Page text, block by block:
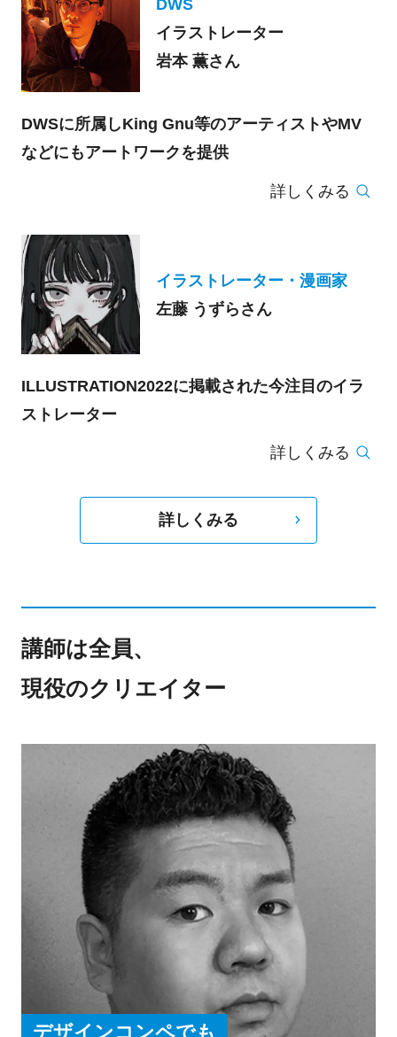
DWS
イラストレーター
岩本 薫さん
DWSに所属しKing Gnu等のアーティストやMV
などにもアートワークを提供
詳しくみる
イラストレーター・漫画家
左藤 うずらさん
ILLUSTRATION2022に掲載された今注目のイラ
ストレーター
詳しくみる
詳しくみる
講師は全員、
現役のクリエイター
デザインコンペでも